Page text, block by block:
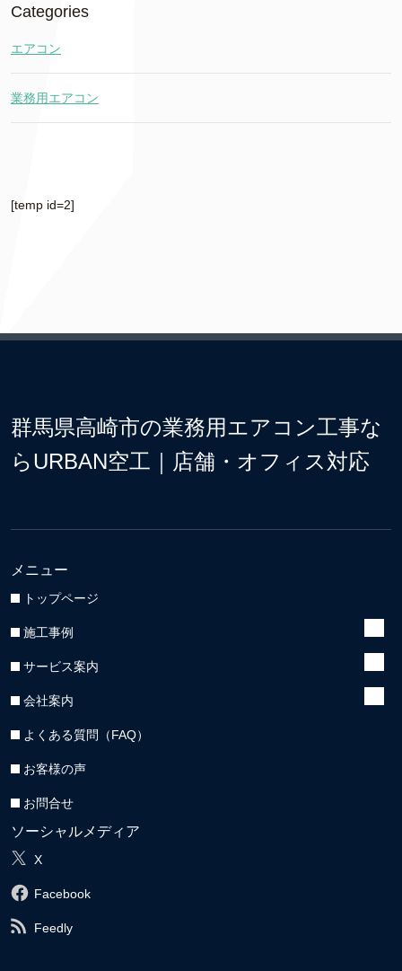
Categories
エアコン
業務用エアコン
[temp id=2]
群馬県高崎市の業務用エアコン工事な
らURBAN空工｜店舗・オフィス対応
メニュー
トップページ
施工事例
サービス案内
会社案内
よくある質問（FAQ）
お客様の声
お問合せ
ソーシャルメディア
X
Facebook
Feedly